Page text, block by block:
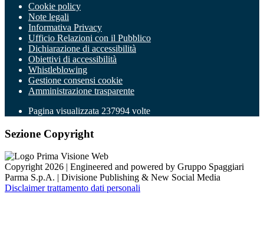
Cookie policy
Note legali
Informativa Privacy
Ufficio Relazioni con il Pubblico
Dichiarazione di accessibilità
Obiettivi di accessibilità
Whistleblowing
Gestione consensi cookie
Amministrazione trasparente
Pagina visualizzata 237994 volte
Sezione Copyright
Copyright 2026 | Engineered and powered by Gruppo Spaggiari
Parma S.p.A. | Divisione Publishing & New Social Media
Disclaimer trattamento dati personali